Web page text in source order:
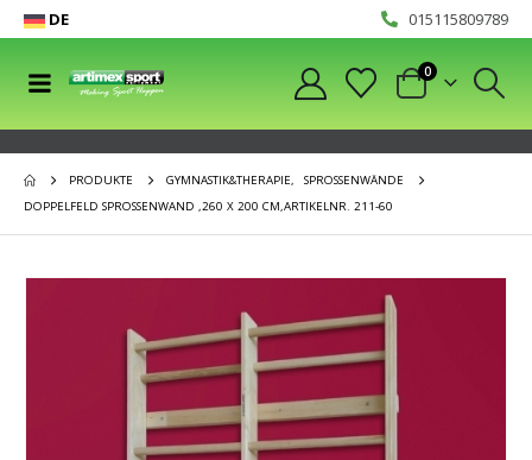
DE 015115809789
0
PRODUKTE GYMNASTIK&THERAPIE,
SPROSSENWÄNDE
DOPPELFELD SPROSSENWAND ,260 X 200 CM,ARTIKELNR. 211-60